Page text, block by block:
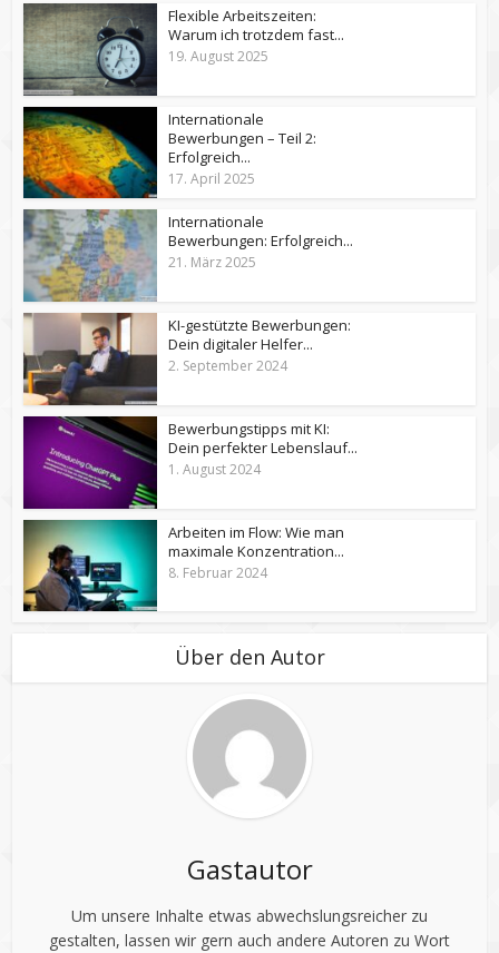
Flexible Arbeitszeiten:
Warum ich trotzdem fast...
19. August 2025
Internationale
Bewerbungen – Teil 2:
Erfolgreich...
17. April 2025
Internationale
Bewerbungen: Erfolgreich...
21. März 2025
KI-gestützte Bewerbungen:
Dein digitaler Helfer...
2. September 2024
Bewerbungstipps mit KI:
Dein perfekter Lebenslauf...
1. August 2024
Arbeiten im Flow: Wie man
maximale Konzentration...
8. Februar 2024
Über den Autor
Gastautor
Um unsere Inhalte etwas abwechslungsreicher zu
gestalten, lassen wir gern auch andere Autoren zu Wort